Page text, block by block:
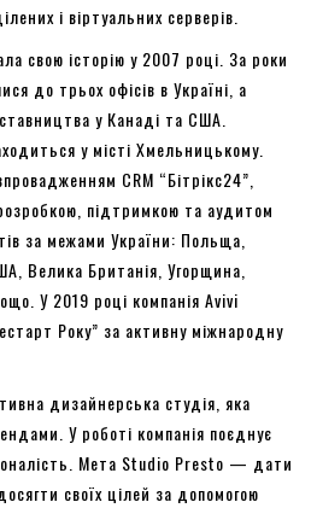
і віртуальних серверів.
свою історію у 2007 році. За роки
до трьох офісів в Україні, а
у Канаді та США.
у місті Хмельницькому.
CRM “Бітрікс24”,
підтримкою та аудитом
за межами України: Польща,
Велика Британія, Угорщина,
У 2019 році компанія Avivi
Року” за активну міжнародну
дизайнерська студія, яка
У роботі компанія поєднує
Мета Studio Presto — дати
своїх цілей за допомогою